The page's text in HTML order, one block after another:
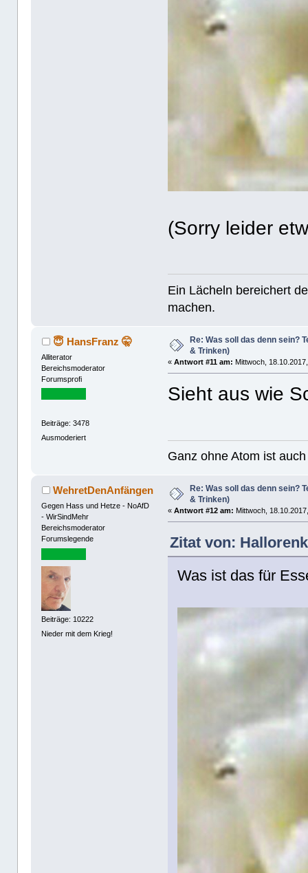
(Sorry leider
Ein Lächeln bereichert
machen.
😇 HansFranz 🤫
Alliterator
Bereichsmoderator
Forumsprofi
Beiträge: 3478
Ausmoderiert
Re: Was soll das denn sein?
& Trinken)
«Antwort #11 am: Mittwoch,
Sieht aus wie
Ganz ohne Atom ist
WehretDenAnfängen
Gegen Hass und Hetze - NoAfD
- WirSindMehr
Bereichsmoderator
Forumslegende
Beiträge: 10222
Nieder mit dem Krieg!
Re: Was soll das denn sein?
& Trinken)
«Antwort #12 am: Mittwoch,
Zitat von:
Was ist das für